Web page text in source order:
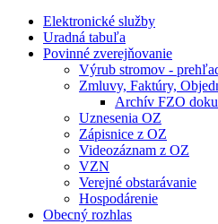
Elektronické služby
Uradná tabuľa
Povinné zverejňovanie
Výrub stromov -
Zmluvy, Faktúry,
Archív FZO
Uznesenia OZ
Zápisnice z OZ
Videozáznam z OZ
VZN
Verejné obstarávanie
Hospodárenie
Obecný rozhlas